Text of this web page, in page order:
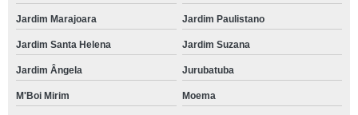
Jardim Marajoara Jardim Paulistano
Jardim Santa Helena Jardim Suzana
Jardim Ângela Jurubatuba
M'Boi Mirim Moema